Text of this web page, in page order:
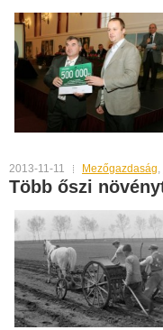
2013-11-11 Mezőgazdaság
Több őszi